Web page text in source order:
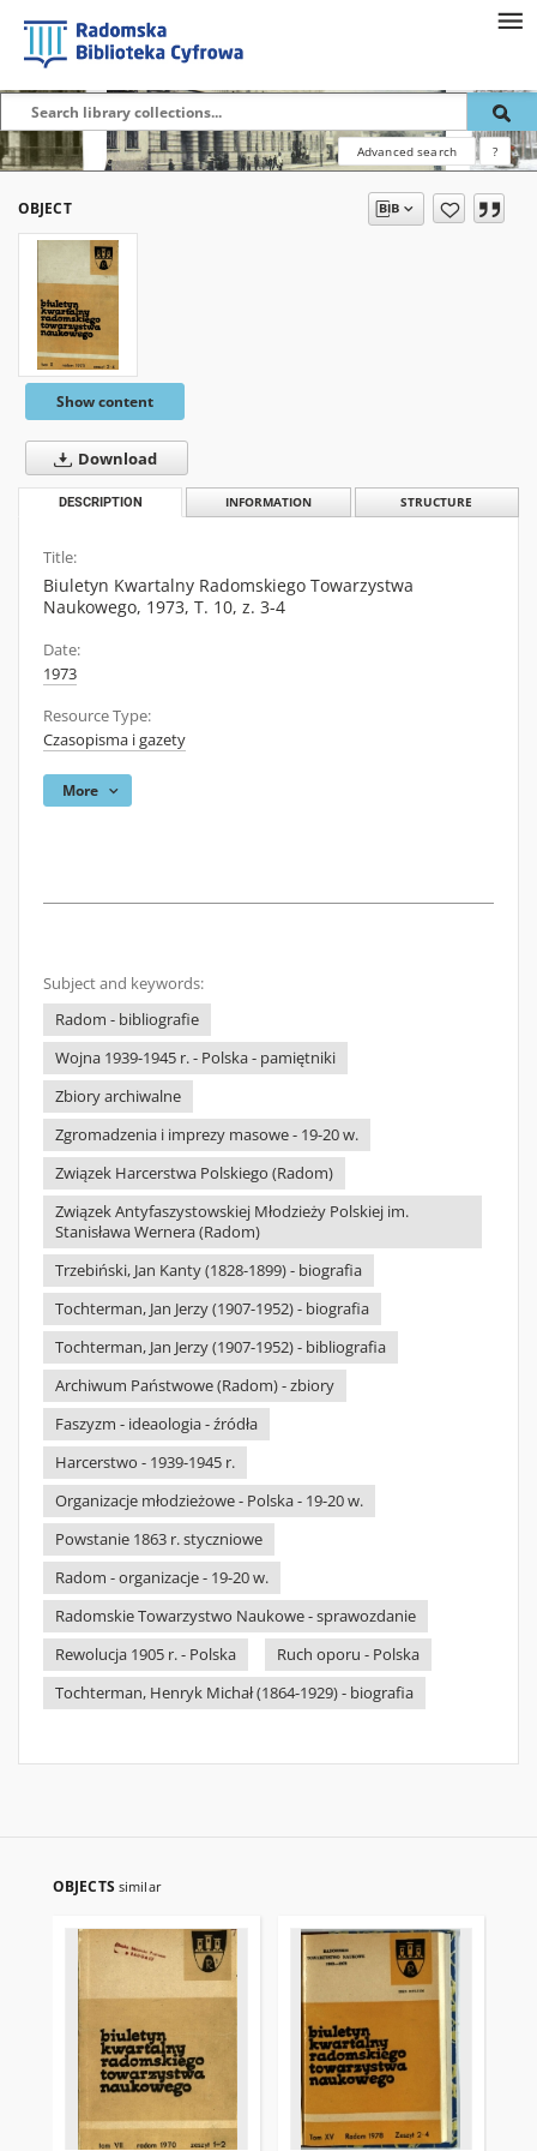
Advanced search ?
OBJECT
Show content
Download
DESCRIPTION INFORMATION STRUCTURE
Title:
Biuletyn Kwartalny Radomskiego Towarzystwa
Naukowego, 1973, T. 10, z. 3-4
Date:
1973
Resource Type:
Czasopisma i gazety
More
Subject and keywords:
Radom - bibliografie
Wojna 1939-1945 r. - Polska - pamiętniki
Zbiory archiwalne
Zgromadzenia i imprezy masowe - 19-20 w.
Związek Harcerstwa Polskiego (Radom)
Związek Antyfaszystowskiej Młodzieży Polskiej im.
Stanisława Wernera (Radom)
Trzebiński, Jan Kanty (1828-1899) - biografia
Tochterman, Jan Jerzy (1907-1952) - biografia
Tochterman, Jan Jerzy (1907-1952) - bibliografia
Archiwum Państwowe (Radom) - zbiory
Faszyzm - ideaologia - źródła
Harcerstwo - 1939-1945 r.
Organizacje młodzieżowe - Polska - 19-20 w.
Powstanie 1863 r. styczniowe
Radom - organizacje - 19-20 w.
Radomskie Towarzystwo Naukowe - sprawozdanie
Rewolucja 1905 r. - Polska
Ruch oporu - Polska
Tochterman, Henryk Michał (1864-1929) - biografia
OBJECTS similar